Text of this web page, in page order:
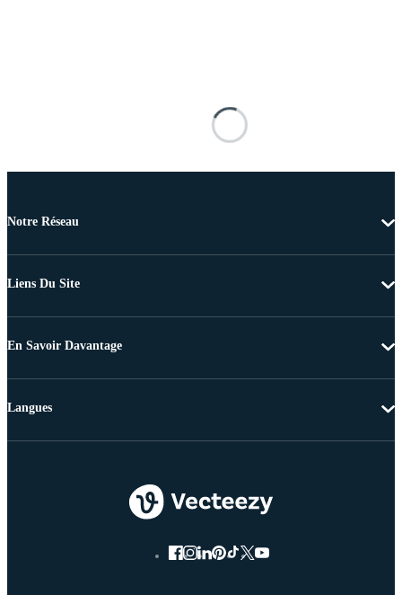
Notre Réseau
Liens Du Site
En Savoir Davantage
Langues